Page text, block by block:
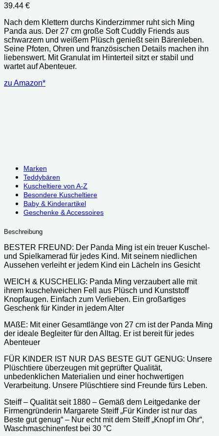
39.44 €
Nach dem Klettern durchs Kinderzimmer ruht sich Ming
Panda aus. Der 27 cm große Soft Cuddly Friends aus
schwarzem und weißem Plüsch genießt sein Bärenleben.
Seine Pfoten, Ohren und französischen Details machen ihn
liebenswert. Mit Granulat im Hinterteil sitzt er stabil und
wartet auf Abenteuer.
zu Amazon*
Marken
Teddybären
Kuscheltiere von A-Z
Besondere Kuscheltiere
Baby & Kinderartikel
Geschenke & Accessoires
Beschreibung
BESTER FREUND: Der Panda Ming ist ein treuer Kuschel-
und Spielkamerad für jedes Kind. Mit seinem niedlichen
Aussehen verleiht er jedem Kind ein Lächeln ins Gesicht
WEICH & KUSCHELIG: Panda Ming verzaubert alle mit
ihrem kuschelweichen Fell aus Plüsch und Kunststoff
Knopfaugen. Einfach zum Verlieben. Ein großartiges
Geschenk für Kinder in jedem Alter
MAßE: Mit einer Gesamtlänge von 27 cm ist der Panda Ming
der ideale Begleiter für den Alltag. Er ist bereit für jedes
Abenteuer
FÜR KINDER IST NUR DAS BESTE GUT GENUG: Unsere
Plüschtiere überzeugen mit geprüfter Qualität,
unbedenklichen Materialien und einer hochwertigen
Verarbeitung. Unsere Plüschtiere sind Freunde fürs Leben.
Steiff – Qualität seit 1880 – Gemäß dem Leitgedanke der
Firmengründerin Margarete Steiff „Für Kinder ist nur das
Beste gut genug“ – Nur echt mit dem Steiff „Knopf im Ohr“,
Waschmaschinenfest bei 30 °C